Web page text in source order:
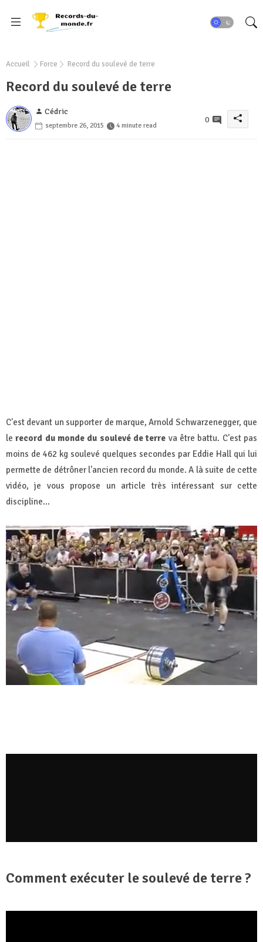
Accueil Force Record du soulevé de terre
Record du soulevé de terre
Cédric
septembre 26, 2015 4 minute read
0
C'est devant un supporter de marque, Arnold Schwarzenegger, que
lerecord du monde du soulevé de terre va être battu. C'est pas
moins de 462 kg soulevé quelques secondes par Eddie Hall qui lui
permette de détrôner l'ancien record du monde. A là suite de cette
vidéo, je vous propose un article très intéressant sur cette
discipline...
Comment exécuter le soulevé de terre ?